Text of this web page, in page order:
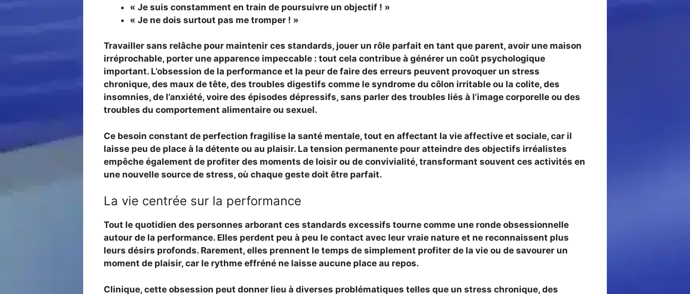
« Je suis constamment en train de poursuivre un objectif ! »
« Je ne dois surtout pas me tromper ! »
Travailler sans relâche pour maintenir ces standards, jouer un rôle parfait en tant que parent, avoir une maison
irréprochable, porter une apparence impeccable : tout cela contribue à générer un coût psychologique
important. L’obsession de la performance et la peur de faire des erreurs peuvent provoquer un stress
chronique, des maux de tête, des troubles digestifs comme le syndrome du côlon irritable ou la colite, des
insomnies, de l’anxiété, voire des épisodes dépressifs, sans parler des troubles liés à l’image corporelle ou des
troubles du comportement alimentaire ou sexuel.
Ce besoin constant de perfection fragilise la santé mentale, tout en affectant la vie affective et sociale, car il
laisse peu de place à la détente ou au plaisir. La tension permanente pour atteindre des objectifs irréalistes
empêche également de profiter des moments de loisir ou de convivialité, transformant souvent ces activités en
une nouvelle source de stress, où chaque geste doit être parfait.
La vie centrée sur la performance
Tout le quotidien des personnes arborant ces standards excessifs tourne comme une ronde obsessionnelle
autour de la performance. Elles perdent peu à peu le contact avec leur vraie nature et ne reconnaissent plus
leurs désirs profonds. Rarement, elles prennent le temps de simplement profiter de la vie ou de savourer un
moment de plaisir, car le rythme effréné ne laisse aucune place au repos.
Clinique, cette obsession peut donner lieu à diverses problématiques telles que un stress chronique, des